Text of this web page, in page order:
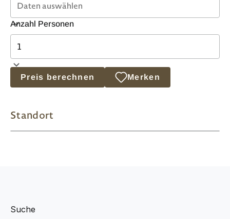
Anzahl Personen
Preis berechnen Merken
Standort
Suche